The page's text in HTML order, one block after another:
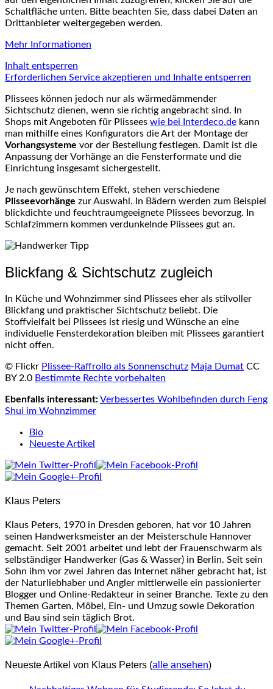
Schaltfläche unten. Bitte beachten Sie, dass dabei Daten an
Drittanbieter weitergegeben werden.
Mehr Informationen
Inhalt entsperren
Erforderlichen Service akzeptieren und Inhalte entsperren
Plissees können jedoch nur als wärmedämmender
Sichtschutz dienen, wenn sie richtig angebracht sind. In
Shops mit Angeboten für Plissees wie bei Interdeco.de kann
man mithilfe eines Konfigurators die Art der Montage der
Vorhangsysteme vor der Bestellung festlegen. Damit ist die
Anpassung der Vorhänge an die Fensterformate und die
Einrichtung insgesamt sichergestellt.
Je nach gewünschtem Effekt, stehen verschiedene
Plisseevorhänge zur Auswahl. In Bädern werden zum Beispiel
blickdichte und feuchtraumgeeignete Plissees bevorzug. In
Schlafzimmern kommen verdunkelnde Plissees gut an.
Blickfang & Sichtschutz zugleich
In Küche und Wohnzimmer sind Plissees eher als stilvoller
Blickfang und praktischer Sichtschutz beliebt. Die
Stoffvielfalt bei Plissees ist riesig und Wünsche an eine
individuelle Fensterdekoration bleiben mit Plissees garantiert
nicht offen.
© Flickr Plissee-Raffrollo als Sonnenschutz Maja Dumat CC
BY 2.0 Bestimmte Rechte vorbehalten
Ebenfalls interessant:Verbessertes Wohlbefinden durch Feng
Shui im Wohnzimmer
following
tabs
change
below.
Bio
Neueste Artikel
Klaus Peters
Klaus Peters, 1970 in Dresden geboren, hat vor 10 Jahren
seinen Handwerksmeister an der Meisterschule Hannover
gemacht. Seit 2001 arbeitet und lebt der Frauenschwarm als
selbständiger Handwerker (Gas & Wasser) in Berlin. Seit sein
Sohn ihm vor zwei Jahren das Internet näher gebracht hat, ist
der Naturliebhaber und Angler mittlerweile ein passionierter
Blogger und Online-Redakteur in seiner Branche. Texte zu den
Themen Garten, Möbel, Ein- und Umzug sowie Dekoration
und Bau sind sein täglich Brot.
Neueste Artikel von Klaus Peters (alle ansehen)